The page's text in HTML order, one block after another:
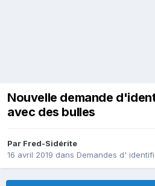
Nouvelle demande
avec des bulles
Par Fred-Sidérite
16 avril 2019 dans Demandes d'